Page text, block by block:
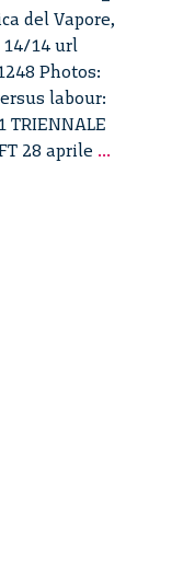
del Vapore,
14/14 url
Photos:
labour:
28 aprile ...